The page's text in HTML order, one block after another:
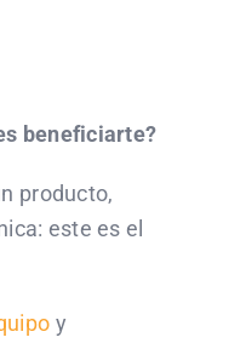
beneficiarte?
producto,
este es el
y